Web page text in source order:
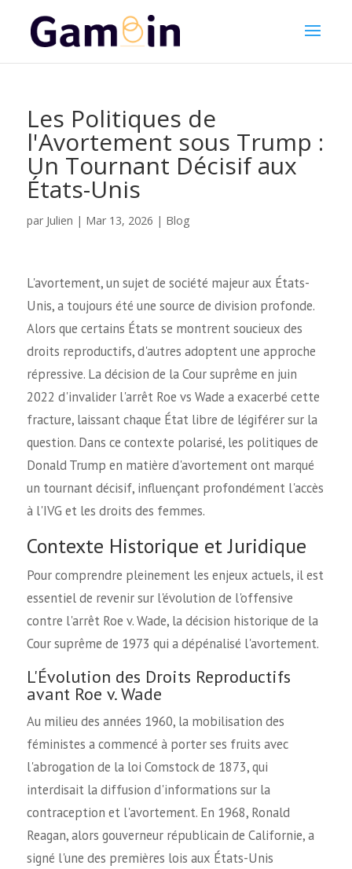
Les Politiques de
l'Avortement sous Trump :
Un Tournant Décisif aux
États-Unis
par Julien | Mar 13, 2026 | Blog
L'avortement, un sujet de société majeur aux États-
Unis, a toujours été une source de division profonde.
Alors que certains États se montrent soucieux des
droits reproductifs, d'autres adoptent une approche
répressive. La décision de la Cour suprême en juin
2022 d'invalider l'arrêt Roe vs Wade a exacerbé cette
fracture, laissant chaque État libre de légiférer sur la
question. Dans ce contexte polarisé, les politiques de
Donald Trump en matière d'avortement ont marqué
un tournant décisif, influençant profondément l'accès
à l'IVG et les droits des femmes.
Contexte Historique et Juridique
Pour comprendre pleinement les enjeux actuels, il est
essentiel de revenir sur l'évolution de l'offensive
contre l'arrêt Roe v. Wade, la décision historique de la
Cour suprême de 1973 qui a dépénalisé l'avortement.
L'Évolution des Droits Reproductifs
avant Roe v. Wade
Au milieu des années 1960, la mobilisation des
féministes a commencé à porter ses fruits avec
l'abrogation de la loi Comstock de 1873, qui
interdisait la diffusion d'informations sur la
contraception et l'avortement. En 1968, Ronald
Reagan, alors gouverneur républicain de Californie, a
signé l'une des premières lois aux États-Unis